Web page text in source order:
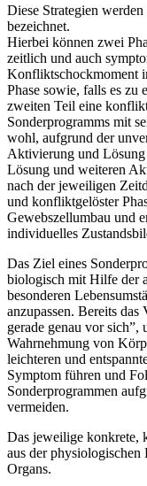
Diese Strategien
bezeichnet.
Hierbei können zwei
zeitlich und auch
Konfliktschockmoment
Phase sowie, falls es zu
zweiten Teil eine
Sonderprogramms mit
wohl, aufgrund der
Aktivierung und
Lösung und weiteren
nach der jeweiligen
und konfliktgelöster
Gewebszellumbau und
individuelles
Das Ziel eines
biologisch mit Hilfe der
besonderen
anzupassen. Bereits das
gerade genau vor sich”,
Wahrnehmung von
leichteren und
Symptom führen und
Sonderprogrammen
vermeiden.
Das jeweilige konkrete,
aus der
Organs.